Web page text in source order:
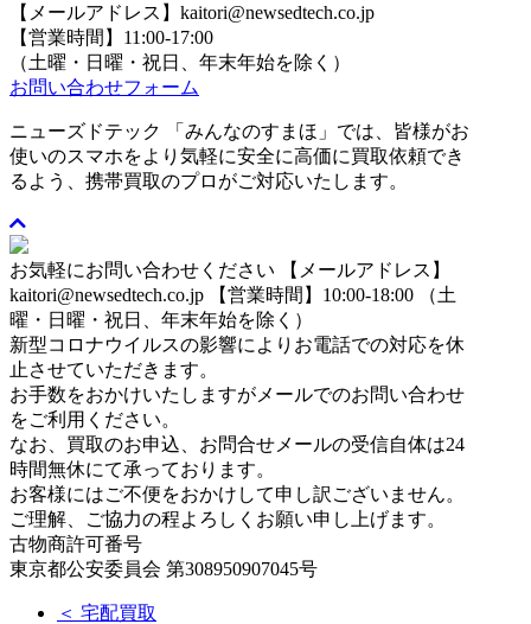
【メールアドレス】kaitori@newsedtech.co.jp
【営業時間】11:00-17:00
（土曜・日曜・祝日、年末年始を除く）
お問い合わせフォーム
ニューズドテック 「みんなのすまほ」では、皆様がお
使いのスマホをより気軽に安全に高価に買取依頼でき
るよう、携帯買取のプロがご対応いたします。
お気軽にお問い合わせください
【メールアドレス】
kaitori@newsedtech.co.jp
【営業時間】10:00-18:00 （土
曜・日曜・祝日、年末年始を除く）
新型コロナウイルスの影響によりお電話での対応を休
止させていただきます。
お手数をおかけいたしますがメールでのお問い合わせ
をご利用ください。
なお、買取のお申込、お問合せメールの受信自体は24
時間無休にて承っております。
お客様にはご不便をおかけして申し訳ございません。
ご理解、ご協力の程よろしくお願い申し上げます。
古物商許可番号
東京都公安委員会 第308950907045号
＜ 宅配買取